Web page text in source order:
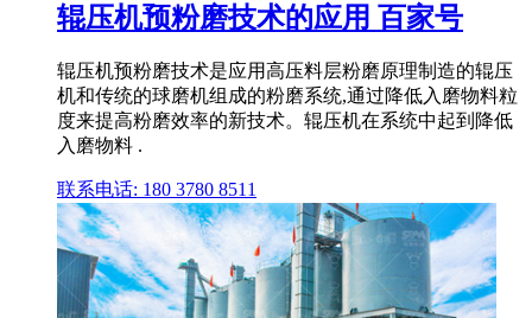
辊压机预粉磨技术的应用 百家号
辊压机预粉磨技术是应用高压料层粉磨原理制造的辊压
机和传统的球磨机组成的粉磨系统,通过降低入磨物料粒
度来提高粉磨效率的新技术。辊压机在系统中起到降低
入磨物料 .
联系电话: 180 3780 8511